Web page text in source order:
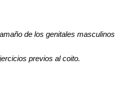
de los genitales masculinos
previos al coito.